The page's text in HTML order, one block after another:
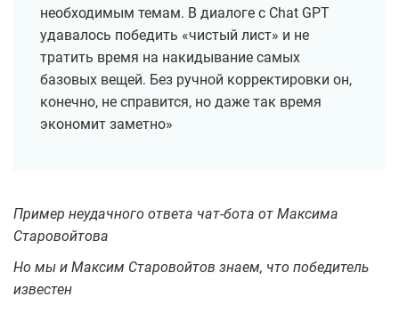
необходимым темам. В диалоге с Chat GPT
удавалось победить «чистый лист» и не
тратить время на накидывание самых
базовых вещей. Без ручной корректировки он,
конечно, не справится, но даже так время
экономит заметно»
Пример неудачного ответа чат-бота от Максима
Старовойтова
Но мы и Максим Старовойтов знаем, что победитель
известен